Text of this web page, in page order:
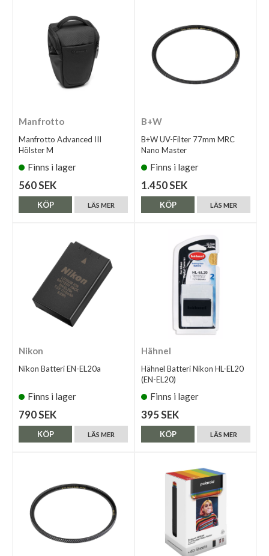
Manfrotto
Manfrotto Advanced III
Hölster M
Finns i lager
560 SEK
LÄS MER
KÖP
B+W
B+W UV-Filter 77mm MRC
Nano Master
Finns i lager
1.450 SEK
LÄS MER
KÖP
Nikon
Nikon Batteri EN-EL20a
Finns i lager
790 SEK
LÄS MER
KÖP
Hähnel
Hähnel Batteri Nikon HL-EL20
(EN-EL20)
Finns i lager
395 SEK
LÄS MER
KÖP